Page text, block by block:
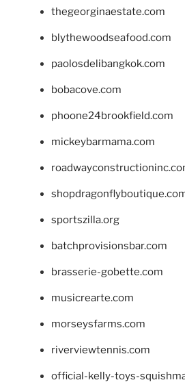
thegeorginaestate.com
blythewoodseafood.com
paolosdelibangkok.com
bobacove.com
phoone24brookfield.com
mickeybarmama.com
sportszilla.org
batchprovisionsbar.com
brasserie-gobette.com
musicrearte.com
morseysfarms.com
riverviewtennis.com
official-kelly-toys-